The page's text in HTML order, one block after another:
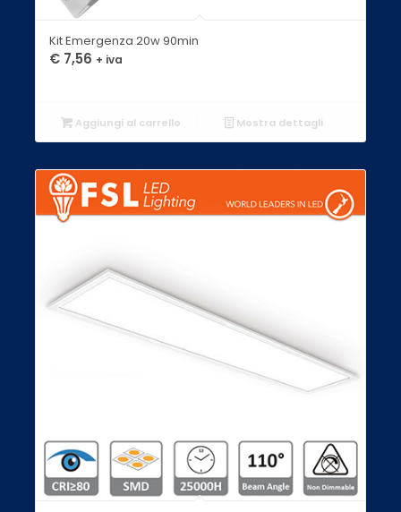
Kit Emergenza 20w 90min
€7,56 + iva
Aggiungi al carrello Mostra dettagli